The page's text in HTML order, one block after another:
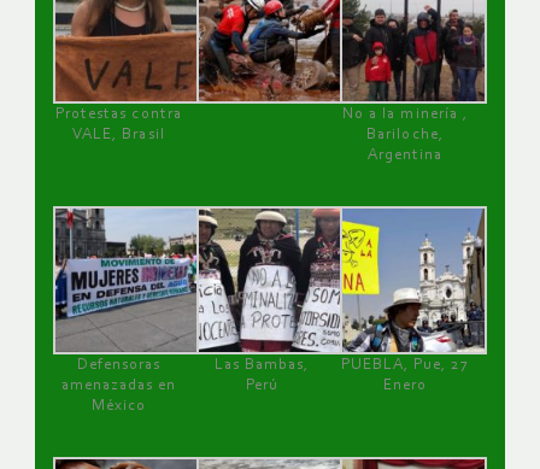
Protestas contra
VALE, Brasil
No a la minería ,
Bariloche,
Argentina
Defensoras
amenazadas en
México
Las Bambas,
Perú
PUEBLA, Pue, 27
Enero